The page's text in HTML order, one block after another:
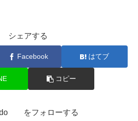
シェアする
Facebook はてブ
コピー
をフォローする